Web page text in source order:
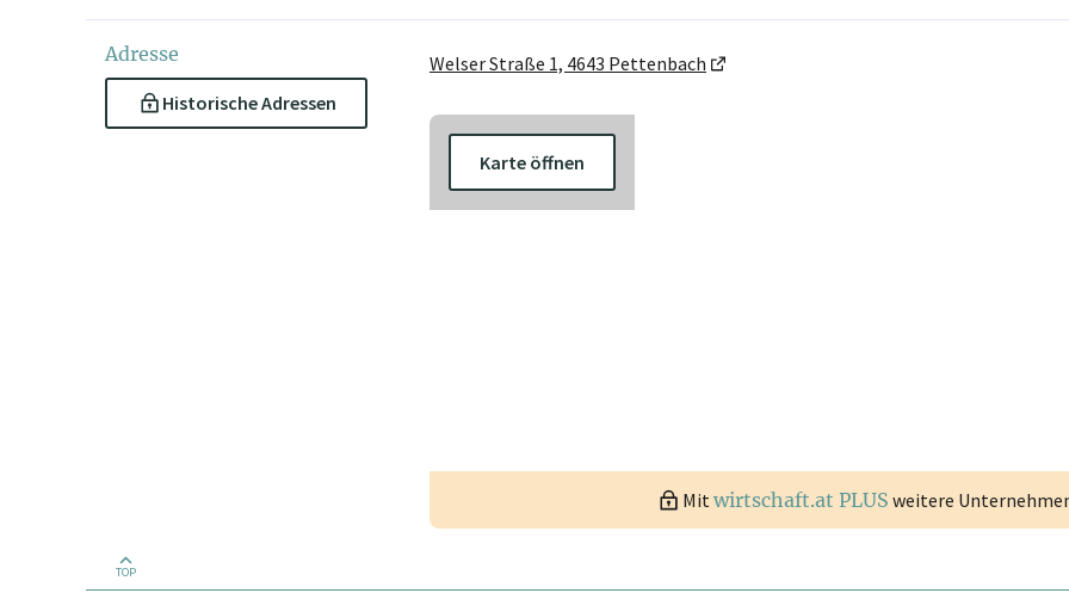
Adresse
Historische Adressen
Welser Straße 1, 4643 Pettenbach
Karte öffnen
Mitwirtschaft.at PLUS weitere
TOP